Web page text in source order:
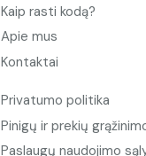
Kaip rasti kodą?
Apie mus
Kontaktai
Privatumo politika
Pinigų ir prekių
Paslaugų naudojimo